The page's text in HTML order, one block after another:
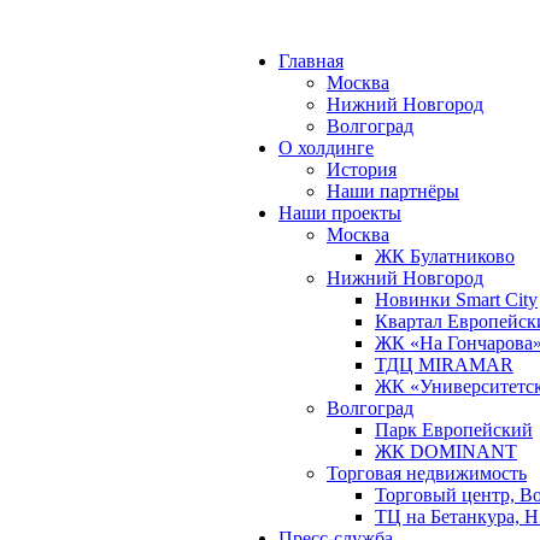
Главная
Москва
Нижний Новгород
Волгоград
О холдинге
История
Наши партнёры
Наши проекты
Москва
ЖК Булатниково
Нижний Новгород
Новинки Smart City
Квартал
ЖК «На Гончарова»
ТДЦ MIRAMAR
ЖК
Волгоград
Парк Европейский
ЖК DOMINANT
Торговая недвижимость
Торговый центр,
ТЦ на Бетанкура,